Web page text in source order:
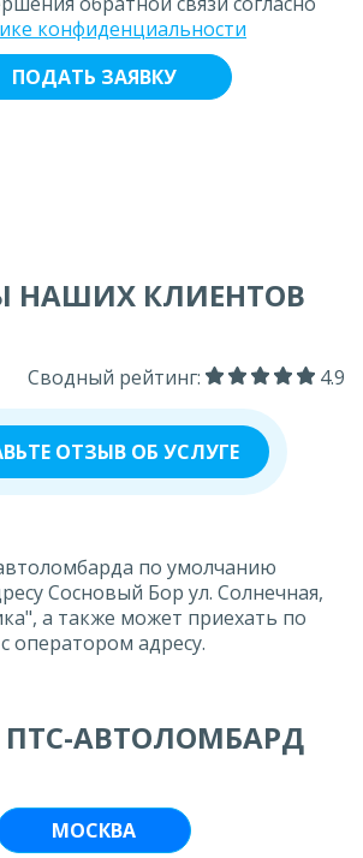
конфиденциальности
НАШИХ КЛИЕНТОВ
Сводный рейтинг: 4.9
ОТЗЫВ ОБ УСЛУГЕ
по умолчанию
Сосновый Бор ул. Солнечная,
а также может приехать по
оператором адресу.
АВТОЛОМБАРД
МОСКВА